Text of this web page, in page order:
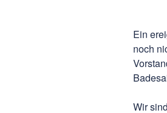
Ein
noch
Wir